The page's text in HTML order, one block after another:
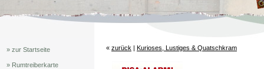
» zur Startseite
» Rumtreiberkarte
« zurück | Kurioses, Lustiges & Quatschkram